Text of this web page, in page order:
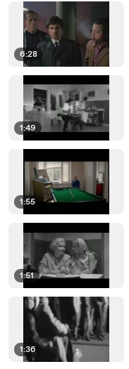
6:28
1:49
1:55
1:51
1:36